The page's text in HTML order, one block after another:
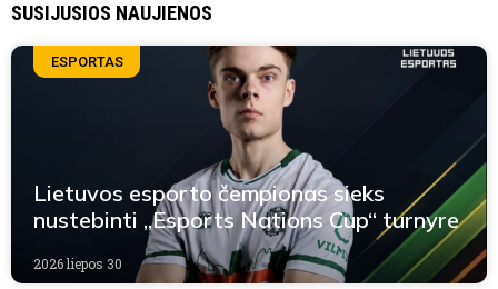
SUSIJUSIOS NAUJIENOS
ESPORTAS
Lietuvos esporto čempionas sieks
nustebinti „Esports Nations Cup“ turnyre
2026 liepos 30